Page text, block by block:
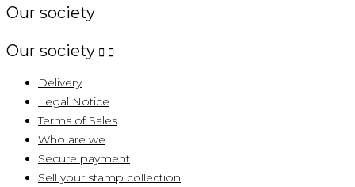
Our society
Our society  
Delivery
Legal Notice
Terms of Sales
Who are we
Secure payment
Sell ​​your stamp collection